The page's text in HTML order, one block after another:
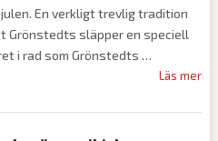
En verkligt trevlig tradition
Grönstedts släpper en speciell
i rad som Grönstedts
Läs mer